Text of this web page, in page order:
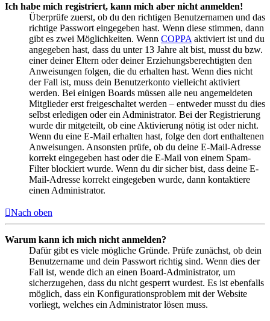
Ich habe mich registriert, kann mich aber nicht anmelden!
Überprüfe zuerst, ob du den richtigen Benutzernamen und das
richtige Passwort eingegeben hast. Wenn diese stimmen, dann
gibt es zwei Möglichkeiten. Wenn COPPA aktiviert ist und du
angegeben hast, dass du unter 13 Jahre alt bist, musst du bzw.
einer deiner Eltern oder deiner Erziehungsberechtigten den
Anweisungen folgen, die du erhalten hast. Wenn dies nicht
der Fall ist, muss dein Benutzerkonto vielleicht aktiviert
werden. Bei einigen Boards müssen alle neu angemeldeten
Mitglieder erst freigeschaltet werden – entweder musst du dies
selbst erledigen oder ein Administrator. Bei der Registrierung
wurde dir mitgeteilt, ob eine Aktivierung nötig ist oder nicht.
Wenn du eine E-Mail erhalten hast, folge den dort enthaltenen
Anweisungen. Ansonsten prüfe, ob du deine E-Mail-Adresse
korrekt eingegeben hast oder die E-Mail von einem Spam-
Filter blockiert wurde. Wenn du dir sicher bist, dass deine E-
Mail-Adresse korrekt eingegeben wurde, dann kontaktiere
einen Administrator.
Nach oben
Warum kann ich mich nicht anmelden?
Dafür gibt es viele mögliche Gründe. Prüfe zunächst, ob dein
Benutzername und dein Passwort richtig sind. Wenn dies der
Fall ist, wende dich an einen Board-Administrator, um
sicherzugehen, dass du nicht gesperrt wurdest. Es ist ebenfalls
möglich, dass ein Konfigurationsproblem mit der Website
vorliegt, welches ein Administrator lösen muss.